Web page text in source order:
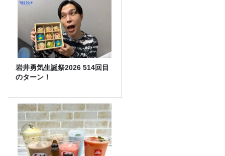
岩井勇気生誕祭2026 514回目
のターン！